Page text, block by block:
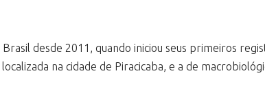
desde 2011, quando iniciou seus primeiros
na cidade de Piracicaba, e a de